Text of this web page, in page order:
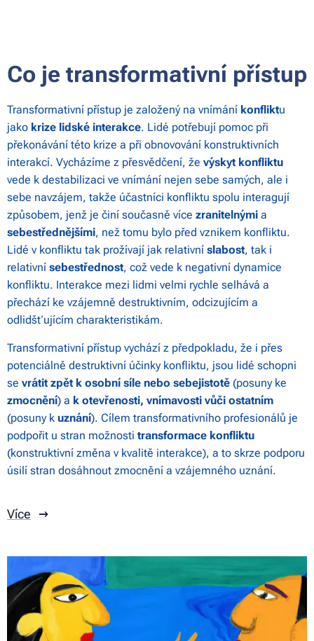
Co je transformativní přístup
Transformativní přístup je založený na vnímání konfliktu
jako krize lidské interakce. Lidé potřebují pomoc při
překonávání této krize a při obnovování konstruktivních
interakcí. Vycházíme z přesvědčení, že výskyt konfliktu
vede k destabilizaci ve vnímání nejen sebe samých, ale i
sebe navzájem, takže účastníci konfliktu spolu interagují
způsobem, jenž je činí současně více zranitelnými a
sebestřednějšími, než tomu bylo před vznikem konfliktu.
Lidé v konfliktu tak prožívají jak relativní slabost, tak i
relativní sebestřednost, což vede k negativní dynamice
konfliktu. Interakce mezi lidmi velmi rychle selhává a
přechází ke vzájemně destruktivním, odcizujícím a
odlidšťujícím charakteristikám.
Transformativní přístup vychází z předpokladu, že i přes
potenciálně destruktivní účinky konfliktu, jsou lidé schopni
se vrátit zpět k osobní síle nebo sebejistotě (posuny ke
zmocnění) a k otevřenosti, vnímavosti vůči ostatním
(posuny k uznání). Cílem transformativního profesionálů je
podpořit u stran možnosti transformace konfliktu
(konstruktivní změna v kvalitě interakce), a to skrze podporu
úsilí stran dosáhnout zmocnění a vzájemného uznání.
Více